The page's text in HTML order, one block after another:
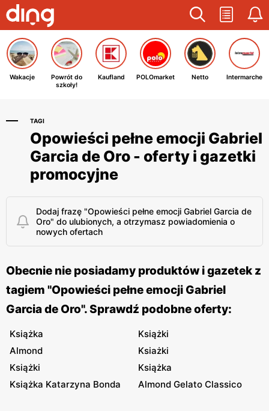
Wakacje
Powrót do
szkoły!
Kaufland POLOmarket Netto Intermarche
TAGI
Opowieści pełne emocji Gabriel
Garcia de Oro - oferty i gazetki
promocyjne
Dodaj frazę "Opowieści pełne emocji Gabriel Garcia de
Oro" do ulubionych, a otrzymasz powiadomienia o
nowych ofertach
Obecnie nie posiadamy produktów i gazetek z
tagiem "Opowieści pełne emocji Gabriel
Garcia de Oro". Sprawdź podobne oferty:
Książka
Książki
Almond
Ksiażki
Książki
Książka
Książka Katarzyna Bonda
Almond Gelato Classico